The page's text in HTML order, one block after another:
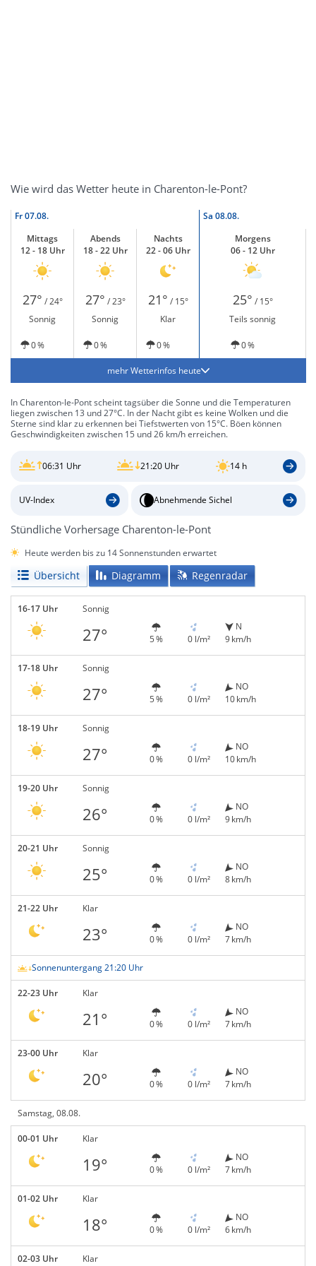
Wie wird das Wetter heute in Charenton-le-Pont?
Fr07.08. Sa 08.08.
Mittags
12 - 18 Uhr
Abends
18 - 22 Uhr
Nachts
22 - 06 Uhr
Morgens
06 - 12 Uhr
27° / 24° 27° / 23° 21° / 15° 25° / 15°
Sonnig
Sonnig Klar Teils sonnig
0 % 0 % 0 % 0 %
mehr Wetterinfos heute
In Charenton-le-Pont scheint tagsüber die Sonne und die Temperaturen
liegen zwischen 13 und 27°C. In der Nacht gibt es keine Wolken und die
Sterne sind klar zu erkennen bei Tiefstwerten von 15°C. Böen können
Geschwindigkeiten zwischen 15 und 26 km/h erreichen.
06:31 Uhr 21:20 Uhr 14 h
UV-Index Abnehmende Sichel
Stündliche Vorhersage Charenton-le-Pont
Heute werden bis zu 14 Sonnenstunden erwartet
Übersicht Diagramm Regenradar
16-17 Uhr Sonnig
27° 5 % 0 l/m²
N
9 km/h
17-18 Uhr Sonnig
27° 5 % 0 l/m²
NO
10 km/h
18-19 Uhr Sonnig
27° 0 % 0 l/m²
NO
10 km/h
19-20 Uhr Sonnig
26° 0 % 0 l/m²
NO
9 km/h
20-21 Uhr Sonnig
25° 0 % 0 l/m²
NO
8 km/h
21-22 Uhr Klar
23° 0 % 0 l/m²
NO
7 km/h
Sonnenuntergang 21:20 Uhr
22-23 Uhr Klar
21° 0 % 0 l/m²
NO
7 km/h
23-00 Uhr Klar
20° 0 % 0 l/m²
NO
7 km/h
Samstag, 08.08.
00-01 Uhr Klar
19° 0 % 0 l/m²
NO
7 km/h
01-02 Uhr Klar
18° 0 % 0 l/m²
NO
6 km/h
02-03 Uhr Klar